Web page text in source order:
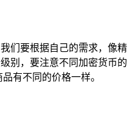
们要根据自己的需求，像精
别，要注意不同加密货币的
有不同的价格一样。